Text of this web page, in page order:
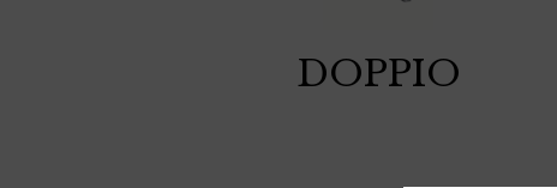
DOPPIO